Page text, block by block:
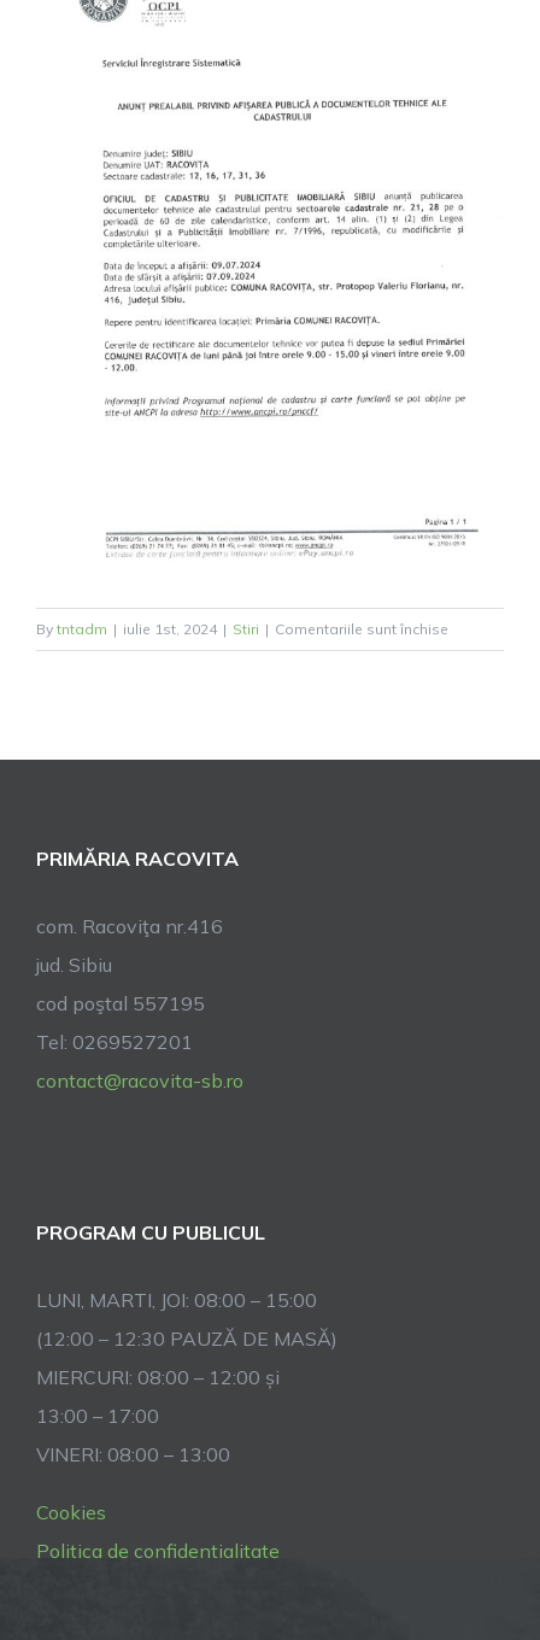
By tntadm | iulie 1st, 2024 | Stiri | Comentariile sunt închise
Anunt
PRIMĂRIA RACOVITA
com. Racoviţa nr.416
jud. Sibiu
cod poştal 557195
Tel: 0269527201
contact@racovita-sb.ro
PROGRAM CU PUBLICUL
LUNI, MARTI, JOI: 08:00 – 15:00
(12:00 – 12:30 PAUZĂ DE MASĂ)
MIERCURI: 08:00 – 12:00 și
13:00 – 17:00
VINERI: 08:00 – 13:00
Cookies
Politica de confidentialitate